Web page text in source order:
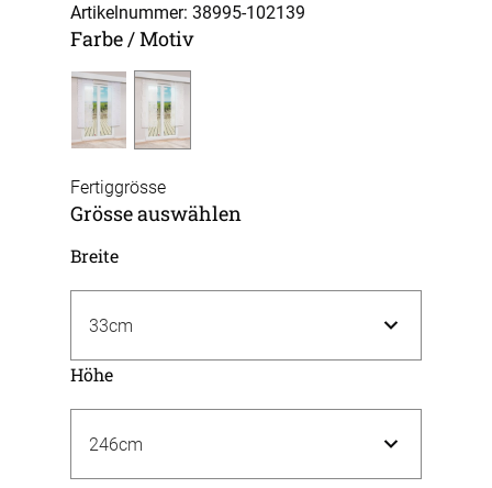
Artikelnummer: 38995-102139
Farbe / Motiv
Fertiggrösse
Grösse auswählen
Breite
Höhe